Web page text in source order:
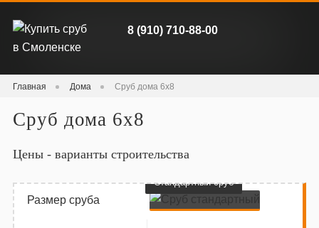
8 (910) 710-88-00
Главная Дома Сруб дома 6х8
Сруб дома 6х8
Цены - варианты строительства
Размер сруба
Стандартный сруб